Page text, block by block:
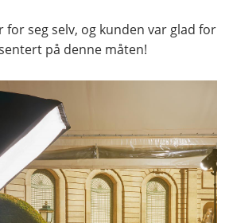
seg selv, og kunden var glad for
på denne måten!